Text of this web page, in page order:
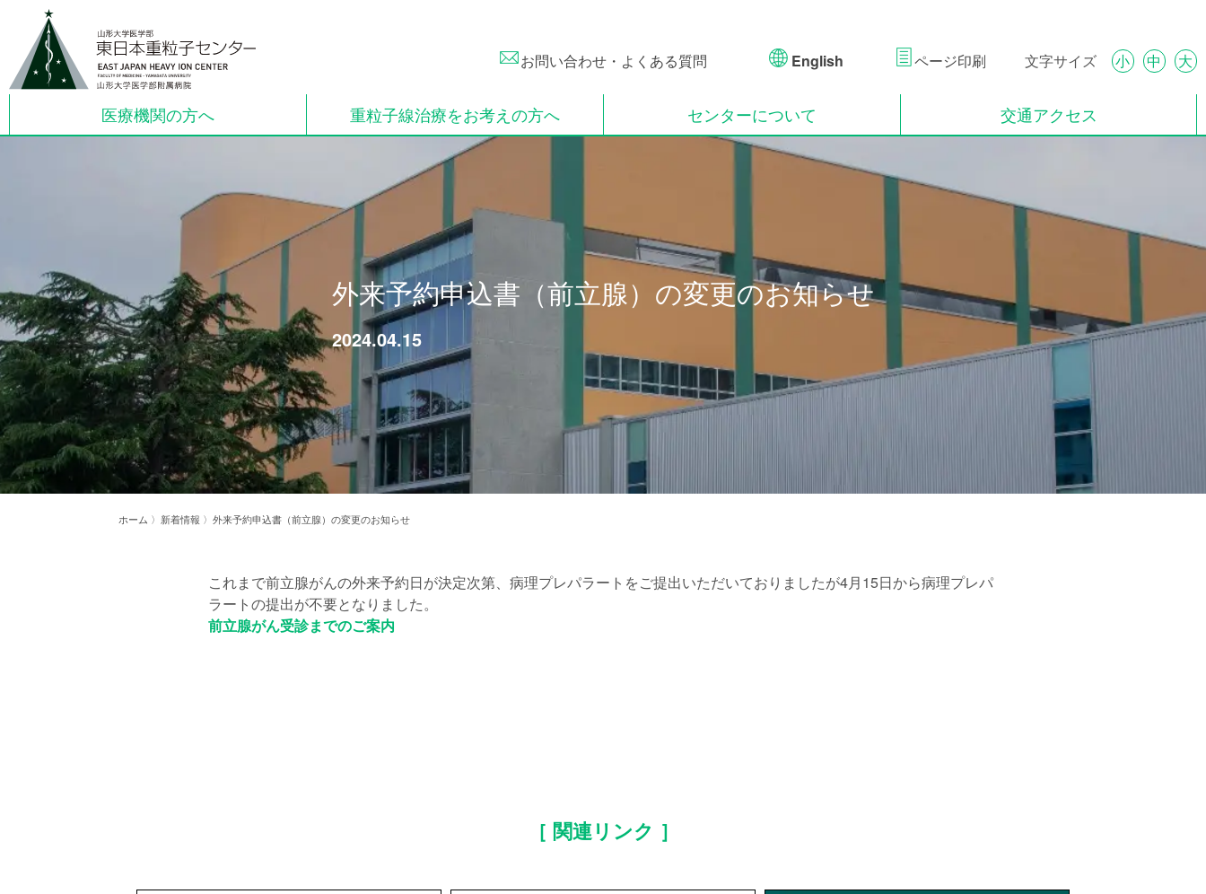
お問い合わせ・よくある質問 English ページ印刷 文字サイズ 小 中 大
医療機関の方へ 重粒子線治療をお考えの方へ センターについて 交通アクセス
外来予約申込書（前立腺）の変更のお知らせ
2024.04.15
ホーム 〉新着情報 〉外来予約申込書（前立腺）の変更のお知らせ
これまで前立腺がんの外来予約日が決定次第、病理プレパラートをご提出いただいておりましたが4月15日から病理プレパ
ラートの提出が不要となりました。
前立腺がん受診までのご案内
［ 関連リンク ］